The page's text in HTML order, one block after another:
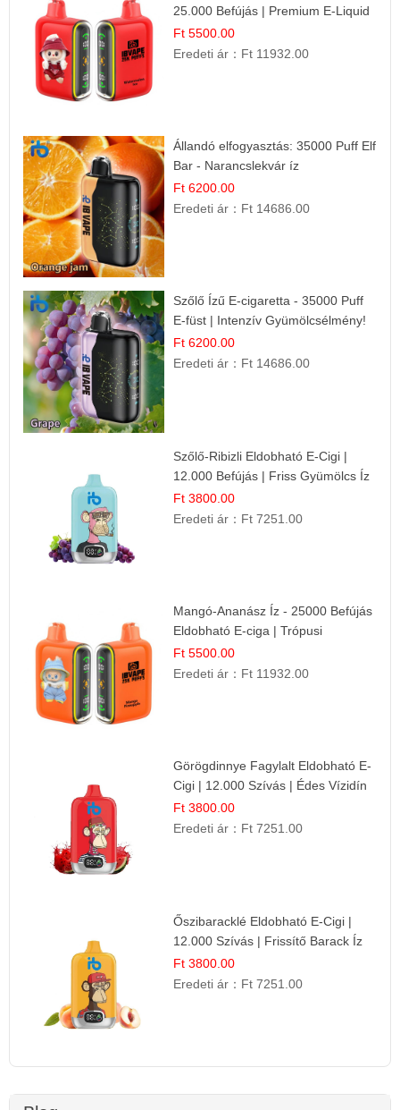
25.000 Befújás | Premium E-Liquid
Ft 5500.00
Eredeti ár： Ft 11932.00
Állandó elfogyasztás: 35000 Puff Elf
Bar - Narancslekvár íz
Ft 6200.00
Eredeti ár： Ft 14686.00
Szőlő Ízű E-cigaretta - 35000 Puff
E-füst | Intenzív Gyümölcsélmény!
Ft 6200.00
Eredeti ár： Ft 14686.00
Szőlő-Ribizli Eldobható E-Cigi |
12.000 Befújás | Friss Gyümölcs Íz
Ft 3800.00
Eredeti ár： Ft 7251.00
Mangó-Ananász Íz - 25000 Befújás
Eldobható E-ciga | Trópusi
Gyümölcs Élmény!
Ft 5500.00
Eredeti ár： Ft 11932.00
Görögdinnye Fagylalt Eldobható E-
Cigi | 12.000 Szívás | Édes Vízidín
Íz
Ft 3800.00
Eredeti ár： Ft 7251.00
Őszibaracklé Eldobható E-Cigi |
12.000 Szívás | Frissítő Barack Íz
Ft 3800.00
Eredeti ár： Ft 7251.00